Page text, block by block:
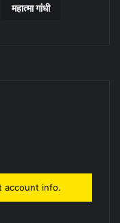
महात्मा गांधी
account info.